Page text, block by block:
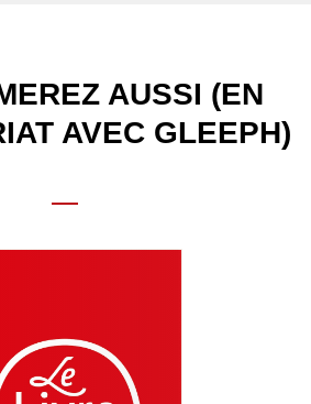
AUSSI (EN
AVEC GLEEPH)